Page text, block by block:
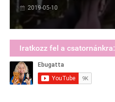
2019-05-10
Iratkozz fel a csatornánkra: